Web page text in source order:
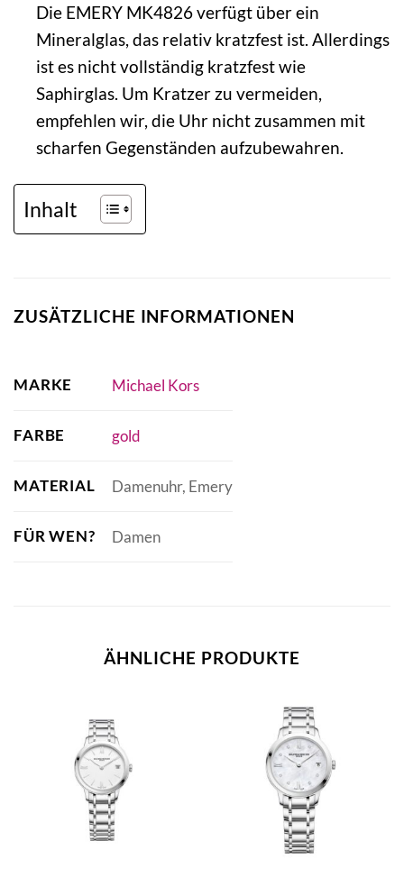
Die EMERY MK4826 verfügt über ein
Mineralglas, das relativ kratzfest ist. Allerdings
ist es nicht vollständig kratzfest wie
Saphirglas. Um Kratzer zu vermeiden,
empfehlen wir, die Uhr nicht zusammen mit
scharfen Gegenständen aufzubewahren.
Inhalt
ZUSÄTZLICHE INFORMATIONEN
MARKE Michael Kors
FARBE gold
MATERIAL Damenuhr, Emery
FÜR WEN? Damen
ÄHNLICHE PRODUKTE